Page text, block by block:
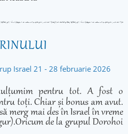
Israel 21 - 28 februarie 2026
pentru tot. A fost o
toți. Chiar și bonus am avut.
merg mai des în Israel în vreme
de la grupul Dorohoi